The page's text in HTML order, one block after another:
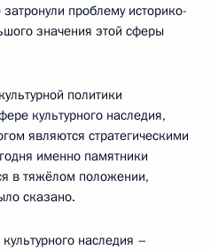
проблему историко-
значения этой сферы
политики
культурного наследия,
являются стратегическими
именно памятники
в тяжёлом положении,
сказано.
наследия –